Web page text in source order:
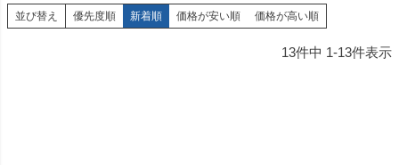
並び替え 優先度順 新着順 価格が安い順 価格が高い順
13件中 1-13件表示